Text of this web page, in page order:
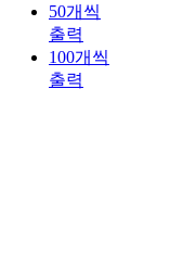
50개씩
출력
100개씩
출력